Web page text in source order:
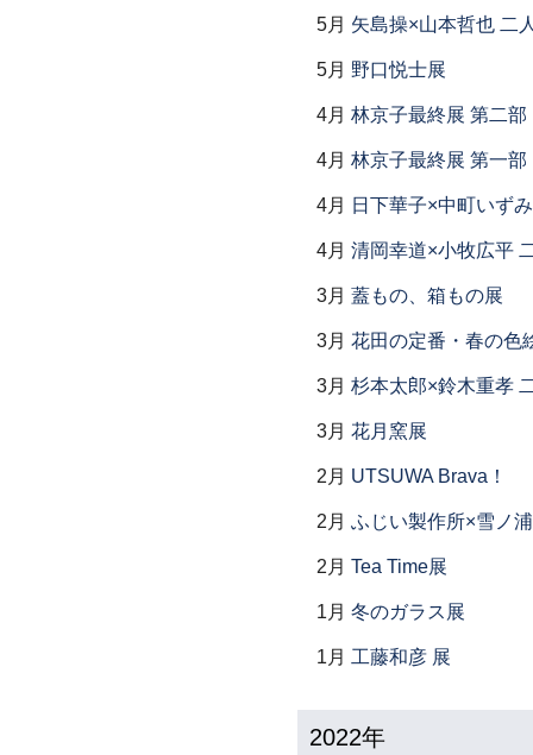
5月 矢島操×山本哲也 二
5月 野口悦士展
4月 林京子最終展 第二
4月 林京子最終展 第一
4月 日下華子×中町いず
4月 清岡幸道×小牧広平
3月 蓋もの、箱もの展
3月 花田の定番・春の色
3月 杉本太郎×鈴木重孝
3月 花月窯展
2月 UTSUWA Brava！
2月 ふじい製作所×雪ノ
2月 Tea Time展
1月 冬のガラス展
1月 工藤和彦 展
2022年